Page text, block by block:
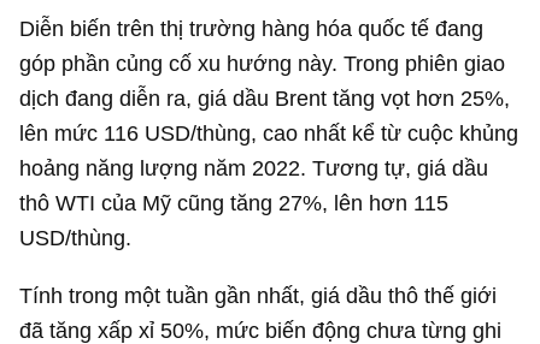
Diễn biến trên thị trường hàng hóa quốc tế đang
góp phần củng cố xu hướng này. Trong phiên giao
dịch đang diễn ra, giá dầu Brent tăng vọt hơn 25%,
lên mức 116 USD/thùng, cao nhất kể từ cuộc khủng
hoảng năng lượng năm 2022. Tương tự, giá dầu
thô WTI của Mỹ cũng tăng 27%, lên hơn 115
USD/thùng.
Tính trong một tuần gần nhất, giá dầu thô thế giới
đã tăng xấp xỉ 50%, mức biến động chưa từng ghi